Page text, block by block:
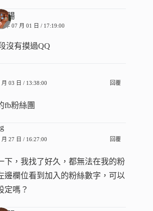
腸
年 07 月 01 日 / 17:19:00
沒有摸過QQ
03 日 / 13:38:00 回覆
fb粉絲團
27 日 / 16:27:00 回覆
下，我找了好久，都無法在我的粉
邊欄位看到加入的粉絲數字，可以
定嗎？